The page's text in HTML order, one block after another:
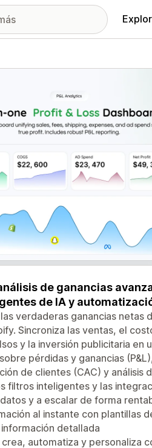
de ganancias
de IA y
verdaderas ganancias netas
Sincroniza las ventas, el
y la inversión publicitaria en
pérdidas y ganancias
de clientes (CAC) y análisis
filtros inteligentes y las
y a escalar de forma
al instante con plantillas
detallada
automatiza y personaliza